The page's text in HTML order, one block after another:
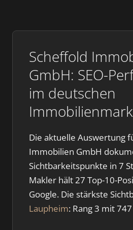
Scheffold
GmbH: SEO-
im deutschen
Die aktuelle Auswertung
Immobilien GmbH
Sichtbarkeitspunkte in 7
Makler hält 27 Top-10-
Google. Die stärkste
Laupheim: Rang 3 mit